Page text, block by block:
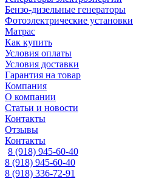
Бензо-дизельные генераторы
Фотоэлектрические установки
Матрас
Как купить
Условия оплаты
Условия доставки
Гарантия на товар
Компания
О компании
Статьи и новости
Контакты
Отзывы
Контакты
8 (918) 945-60-40
8 (918) 945-60-40
8 (918) 336-72-91